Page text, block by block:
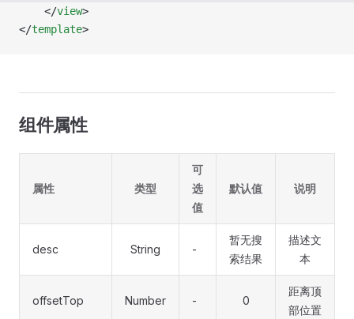
	</
view>
</template>
组件属性
属性 类型
可
选
值
默认值 说明
desc String -
暂无搜
索结果
描述文
本
offsetTop Number - 0
距离顶
部位置